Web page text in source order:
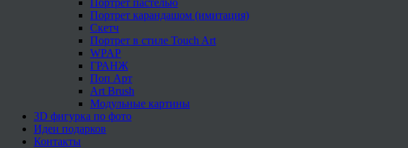
Портрет карандашом (имитация)
Скетч
Портрет в стиле Touch Art
WPAP
ГРАНЖ
Поп Арт
Art Brush
Модульные картины
3D фигурка по фото
Идеи подарков
Контакты